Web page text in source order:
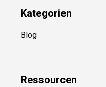
Kategorien
Blog
Ressourcen